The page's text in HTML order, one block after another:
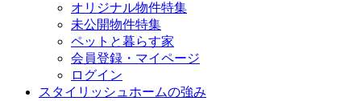
オリジナル物件特集
未公開物件特集
ペットと暮らす家
会員登録・マイページ
ログイン
スタイリッシュホームの強み